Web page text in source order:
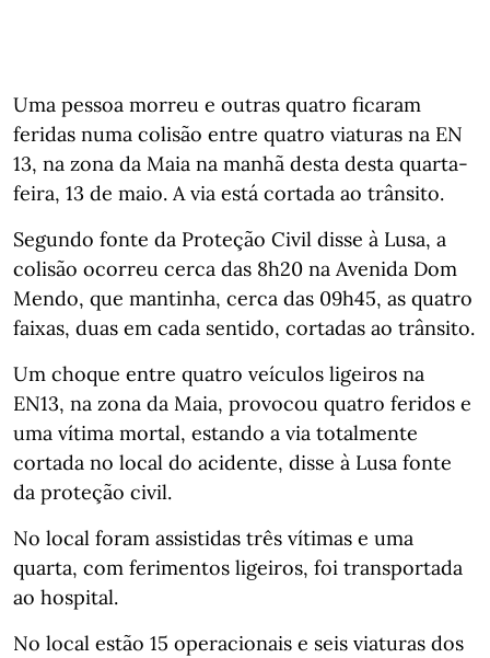
Uma pessoa morreu e outras quatro ficaram
feridas numa colisão entre quatro viaturas na EN
13, na zona da Maia na manhã desta desta quarta-
feira, 13 de maio. A via está cortada ao trânsito.
Segundo fonte da Proteção Civil disse à Lusa, a
colisão ocorreu cerca das 8h20 na Avenida Dom
Mendo, que mantinha, cerca das 09h45, as quatro
faixas, duas em cada sentido, cortadas ao trânsito.
Um choque entre quatro veículos ligeiros na
EN13, na zona da Maia, provocou quatro feridos e
uma vítima mortal, estando a via totalmente
cortada no local do acidente, disse à Lusa fonte
da proteção civil.
No local foram assistidas três vítimas e uma
quarta, com ferimentos ligeiros, foi transportada
ao hospital.
No local estão 15 operacionais e seis viaturas dos